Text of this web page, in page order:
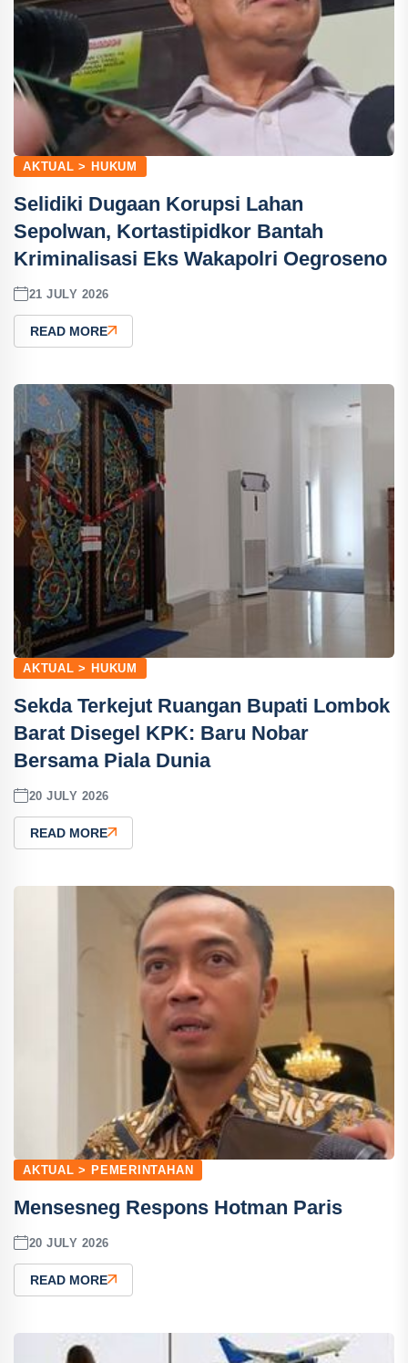
AKTUAL > HUKUM
Selidiki Dugaan Korupsi Lahan
Sepolwan, Kortastipidkor Bantah
Kriminalisasi Eks Wakapolri Oegroseno
21 JULY 2026
READ MORE
AKTUAL > HUKUM
Sekda Terkejut Ruangan Bupati Lombok
Barat Disegel KPK: Baru Nobar
Bersama Piala Dunia
20 JULY 2026
READ MORE
AKTUAL > PEMERINTAHAN
Mensesneg Respons Hotman Paris
20 JULY 2026
READ MORE